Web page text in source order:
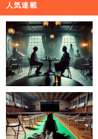
人気連載